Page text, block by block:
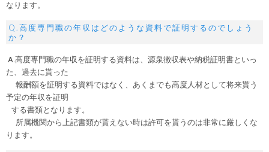
なります。
Q.高度専門職の年収はどのような資料で証明するのでしょう
か？
A.高度専門職の年収を証明する資料は、源泉徴収表や納税証明書といっ
た、過去に貰った
報酬額を証明する資料ではなく、あくまでも高度人材として将来貰う
予定の年収を証明
する書類となります。
所属機関から上記書類が貰えない時は許可を貰うのは非常に厳しくな
ります。